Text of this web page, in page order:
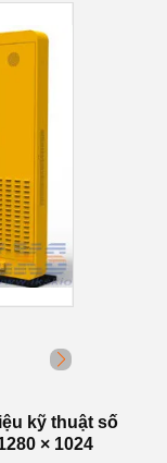
kỹ thuật số
× 1024